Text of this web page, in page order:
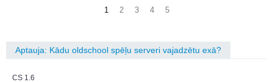
1 2 3 4 5
Aptauja: Kādu oldschool spēļu serveri vajadzētu exā?
CS 1.6